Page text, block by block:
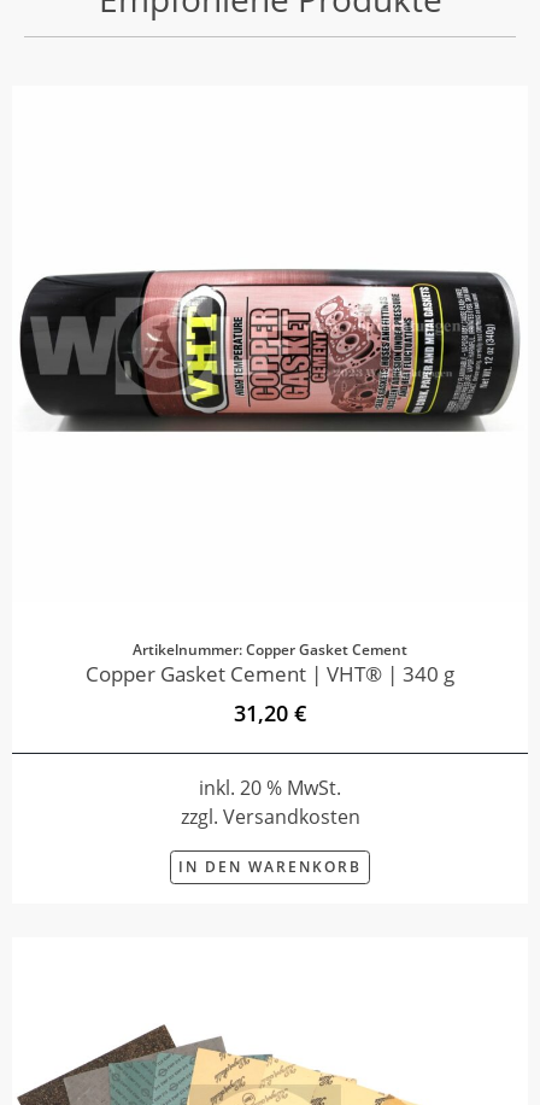
Artikelnummer: Copper Gasket Cement
Copper Gasket Cement | VHT® | 340 g
31,20 €
inkl. 20 % MwSt.
zzgl. Versandkosten
IN DEN WARENKORB